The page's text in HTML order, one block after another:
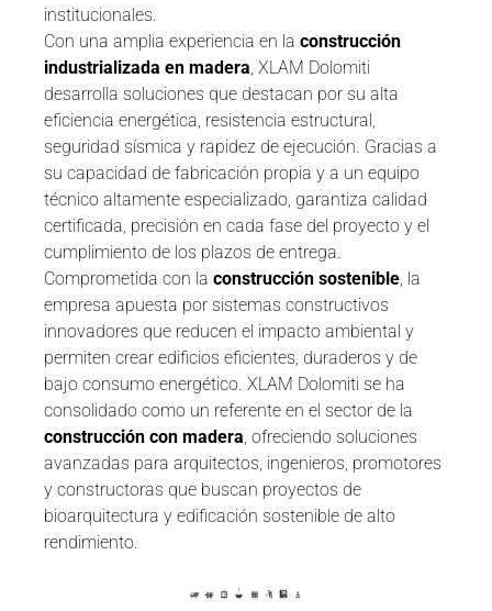
institucionales.
Con una amplia experiencia en la construcción
industrializada en madera , XLAM Dolomiti
desarrolla soluciones que destacan por su alta
eficiencia energética, resistencia estructural,
seguridad sísmica y rapidez de ejecución. Gracias a
su capacidad de fabricación propia y a un equipo
técnico altamente especializado, garantiza calidad
certificada, precisión en cada fase del proyecto y el
cumplimiento de los plazos de entrega.
Comprometida con la construcción sostenible , la
empresa apuesta por sistemas constructivos
innovadores que reducen el impacto ambiental y
permiten crear edificios eficientes, duraderos y de
bajo consumo energético. XLAM Dolomiti se ha
consolidado como un referente en el sector de la
construcción con madera , ofreciendo soluciones
avanzadas para arquitectos, ingenieros, promotores
y constructoras que buscan proyectos de
bioarquitectura y edificación sostenible de alto
rendimiento.